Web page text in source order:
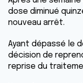
dose diminué
nouveau arrêt.
Ayant dépassé le
décision de
reprise du